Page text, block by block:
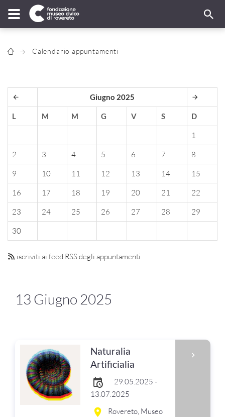
Calendario appuntamenti
Giugno 2025
L M M G V S D
1
2
3 4 5 6 7
8
9
10 11 12 13 14
15
16
17 18 19 20 21
22
23
24 25 26 27 28
29
30
iscriviti ai feed RSS degli appuntamenti
13 Giugno 2025
Naturalia
Artificialia
29.05.2025 -
13.07.2025
Rovereto, Museo